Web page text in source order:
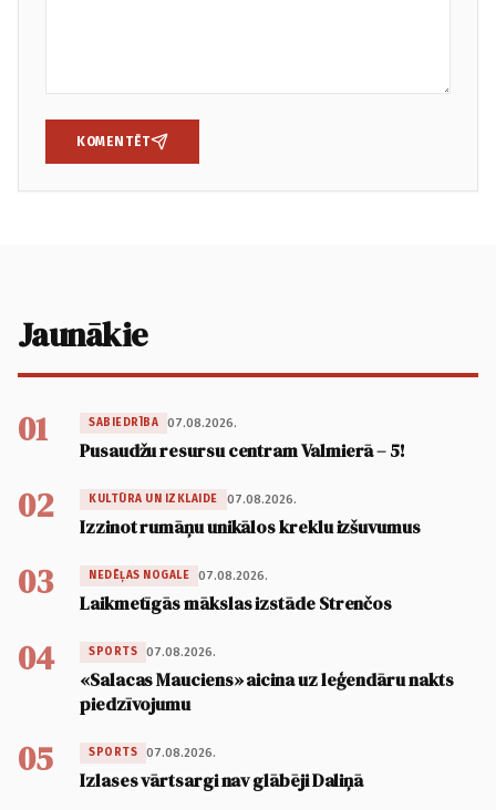
KOMENTĒT
Jaunākie
01 SABIEDRĪBA 07.08.2026.
Pusaudžu resursu centram Valmierā – 5!
02 KULTŪRA UN IZKLAIDE 07.08.2026.
Izzinot rumāņu unikālos kreklu izšuvumus
03 NEDĒĻAS NOGALE 07.08.2026.
Laikmetīgās mākslas izstāde Strenčos
04 SPORTS 07.08.2026.
«Salacas Mauciens» aicina uz leģendāru nakts
piedzīvojumu
05 SPORTS 07.08.2026.
Izlases vārtsargi nav glābēji Daliņā